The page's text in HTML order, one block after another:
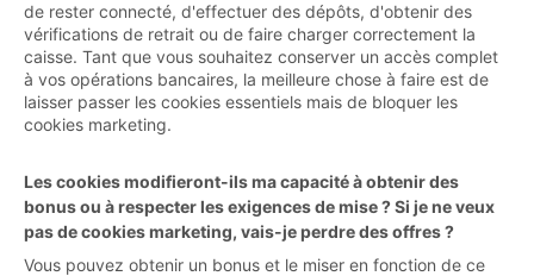
de rester connecté, d'effectuer des dépôts, d'obtenir des
vérifications de retrait ou de faire charger correctement la
caisse. Tant que vous souhaitez conserver un accès complet
à vos opérations bancaires, la meilleure chose à faire est de
laisser passer les cookies essentiels mais de bloquer les
cookies marketing.
Les cookies modifieront-ils ma capacité à obtenir des
bonus ou à respecter les exigences de mise ? Si je ne veux
pas de cookies marketing, vais-je perdre des offres ?
Vous pouvez obtenir un bonus et le miser en fonction de ce